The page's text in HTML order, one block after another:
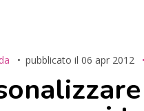
pubblicato il 06 apr 2012